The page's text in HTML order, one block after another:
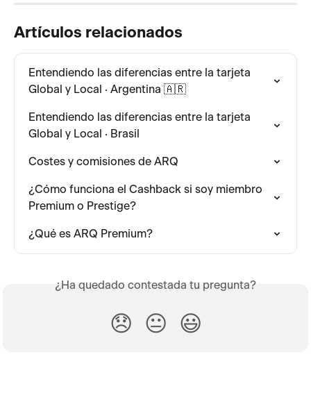
Artículos relacionados
Entendiendo las diferencias entre la tarjeta
Global y Local · Argentina 🇦🇷
Entendiendo las diferencias entre la tarjeta
Global y Local · Brasil
Costes y comisiones de ARQ
¿Cómo funciona el Cashback si soy miembro
Premium o Prestige?
¿Qué es ARQ Premium?
¿Ha quedado contestada tu pregunta?
😞 😐 😃